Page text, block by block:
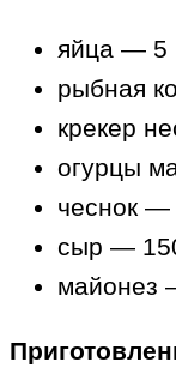
яйца — 5
рыбная
крекер
огурцы
чеснок —
сыр —
майонез